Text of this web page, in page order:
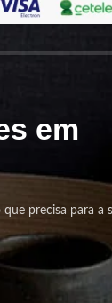
em
precisa para a